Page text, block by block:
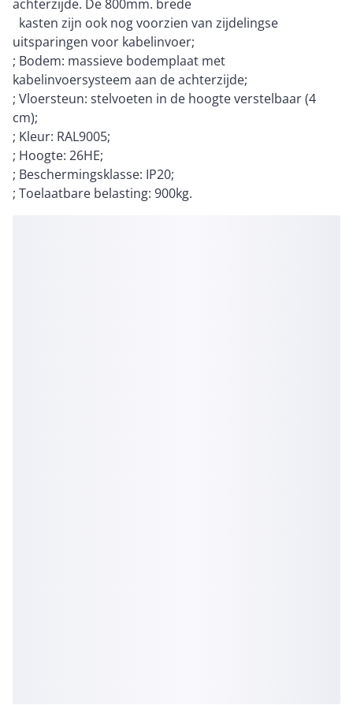
achterzijde. De 800mm. brede
kasten zijn ook nog voorzien van zijdelingse
uitsparingen voor kabelinvoer;
; Bodem: massieve bodemplaat met
kabelinvoersysteem aan de achterzijde;
; Vloersteun: stelvoeten in de hoogte verstelbaar (4
cm);
; Kleur: RAL9005;
; Hoogte: 26HE;
; Beschermingsklasse: IP20;
; Toelaatbare belasting: 900kg.